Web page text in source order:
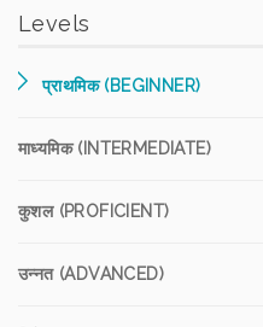
Levels
प्राथमिक (BEGINNER)
माध्यमिक (INTERMEDIATE)
कुशल (PROFICIENT)
उन्नत (ADVANCED)